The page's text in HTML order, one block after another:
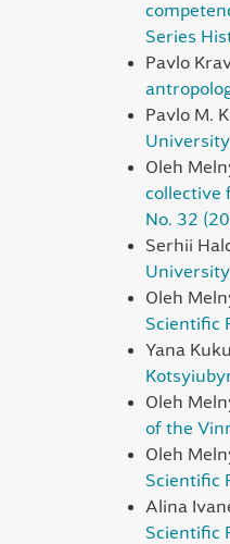
Series
Pavlo
Pavlo М.
Oleh
collective
No. 32
Serhii
Oleh
Scientific
Yana
Oleh
of the
Oleh
Scientific
Alina
Scientific